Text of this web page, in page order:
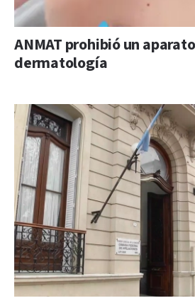
ANMAT prohibió un
dermatología